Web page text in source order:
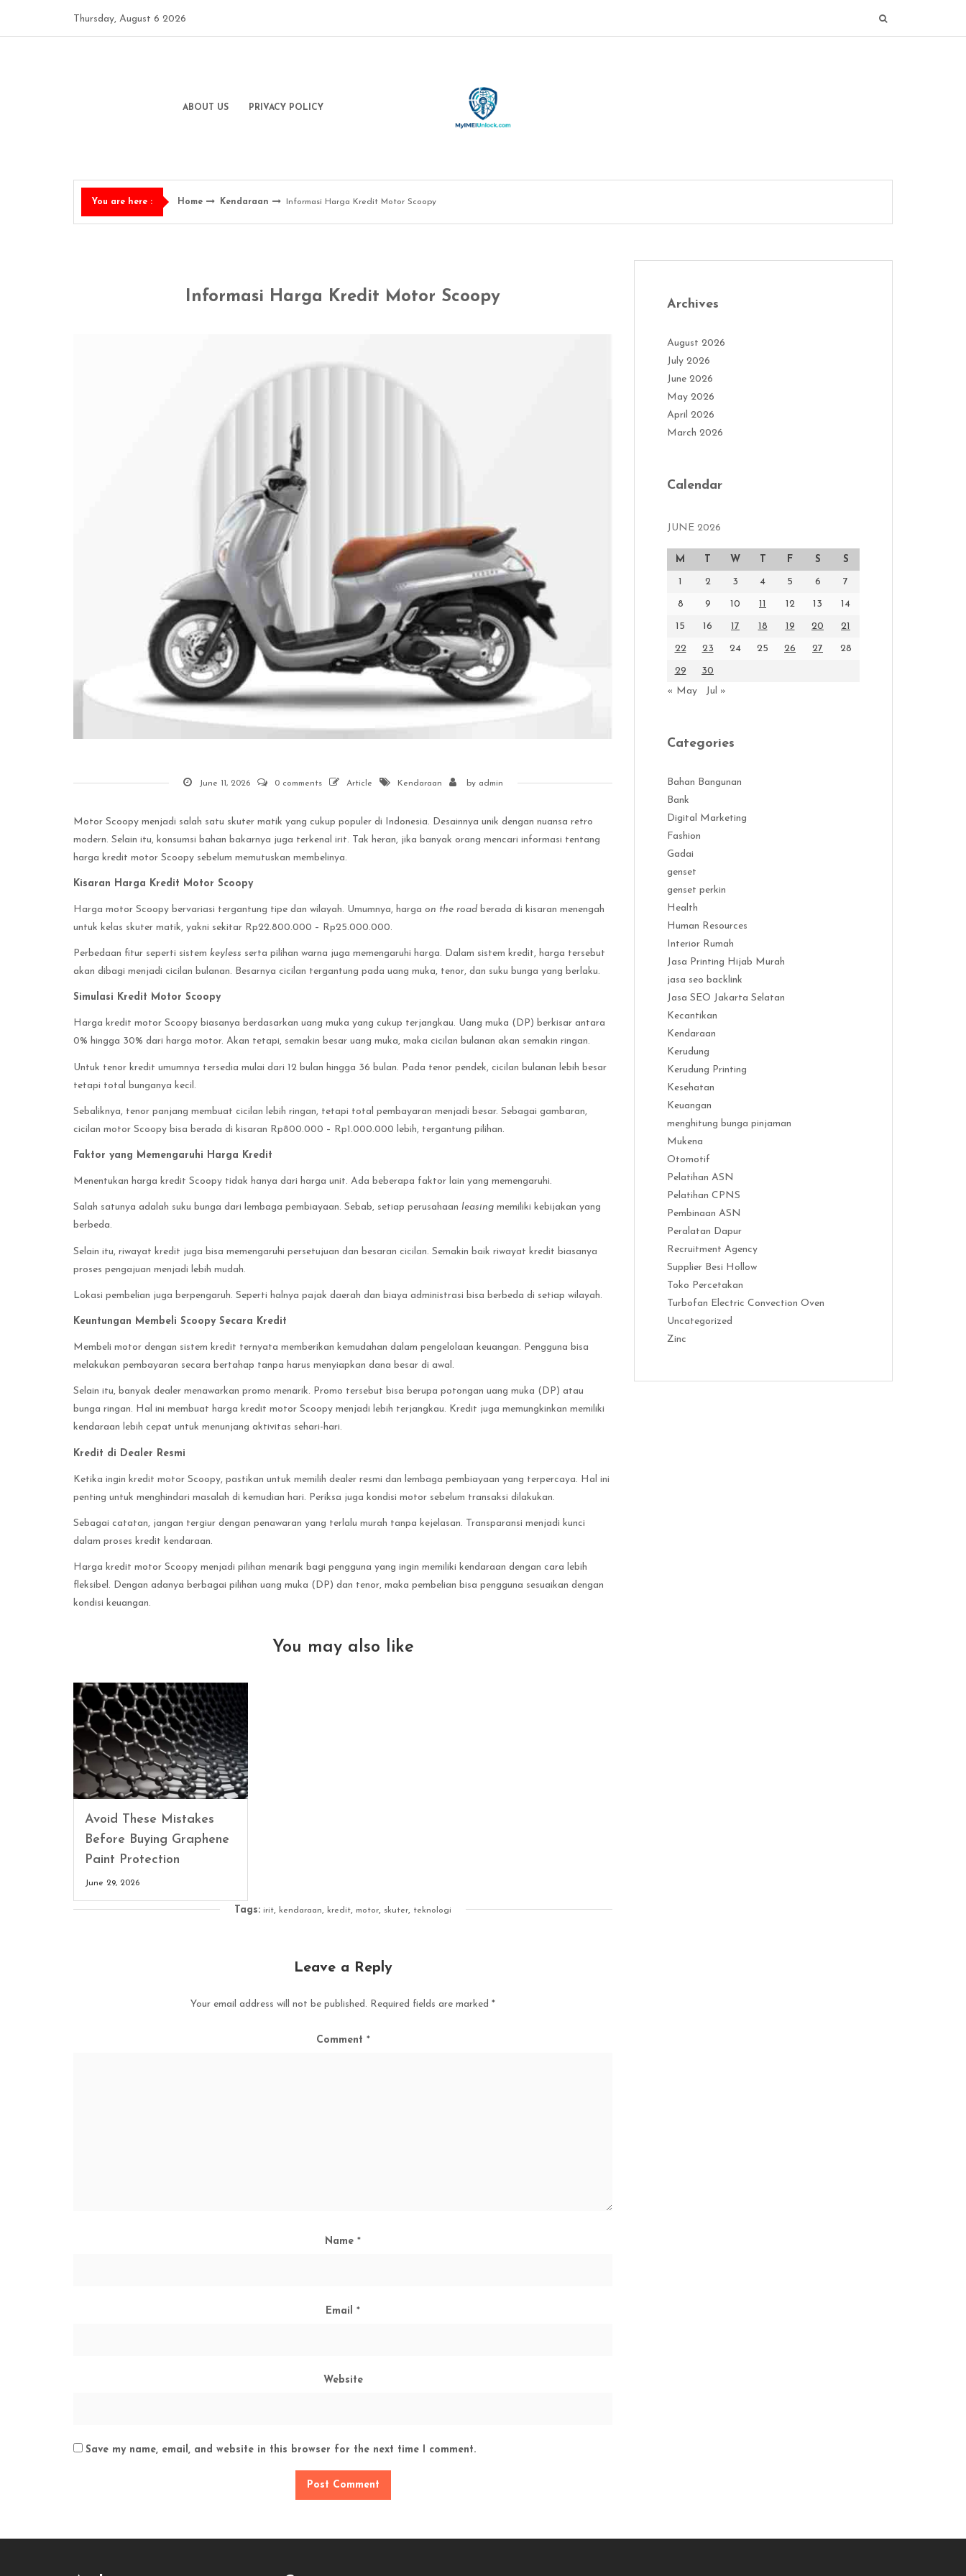
content
Thursday, August 6 2026
ABOUT US PRIVACY POLICY
You are here : Home Kendaraan Informasi Harga Kredit Motor Scoopy
Informasi Harga Kredit Motor Scoopy
June 11, 2026 0 comments Article Kendaraan by admin
Motor Scoopy menjadi salah satu skuter matik yang cukup populer di Indonesia. Desainnya unik dengan nuansa retro
modern. Selain itu, konsumsi bahan bakarnya juga terkenal irit. Tak heran, jika banyak orang mencari informasi tentang
harga kredit motor Scoopy sebelum memutuskan membelinya.
Kisaran Harga Kredit Motor Scoopy
Harga motor Scoopy bervariasi tergantung tipe dan wilayah. Umumnya, harga on the road berada di kisaran menengah
untuk kelas skuter matik, yakni sekitar Rp22.800.000 – Rp25.000.000.
Perbedaan fitur seperti sistem keyless serta pilihan warna juga memengaruhi harga. Dalam sistem kredit, harga tersebut
akan dibagi menjadi cicilan bulanan. Besarnya cicilan tergantung pada uang muka, tenor, dan suku bunga yang berlaku.
Simulasi Kredit Motor Scoopy
Harga kredit motor Scoopy biasanya berdasarkan uang muka yang cukup terjangkau. Uang muka (DP) berkisar antara
0% hingga 30% dari harga motor. Akan tetapi, semakin besar uang muka, maka cicilan bulanan akan semakin ringan.
Untuk tenor kredit umumnya tersedia mulai dari 12 bulan hingga 36 bulan. Pada tenor pendek, cicilan bulanan lebih besar
tetapi total bunganya kecil.
Sebaliknya, tenor panjang membuat cicilan lebih ringan, tetapi total pembayaran menjadi besar. Sebagai gambaran,
cicilan motor Scoopy bisa berada di kisaran Rp800.000 – Rp1.000.000 lebih, tergantung pilihan.
Faktor yang Memengaruhi Harga Kredit
Menentukan harga kredit Scoopy tidak hanya dari harga unit. Ada beberapa faktor lain yang memengaruhi.
Salah satunya adalah suku bunga dari lembaga pembiayaan. Sebab, setiap perusahaan leasing memiliki kebijakan yang
berbeda.
Selain itu, riwayat kredit juga bisa memengaruhi persetujuan dan besaran cicilan. Semakin baik riwayat kredit biasanya
proses pengajuan menjadi lebih mudah.
Lokasi pembelian juga berpengaruh. Seperti halnya pajak daerah dan biaya administrasi bisa berbeda di setiap wilayah.
Keuntungan Membeli Scoopy Secara Kredit
Membeli motor dengan sistem kredit ternyata memberikan kemudahan dalam pengelolaan keuangan. Pengguna bisa
melakukan pembayaran secara bertahap tanpa harus menyiapkan dana besar di awal.
Selain itu, banyak dealer menawarkan promo menarik. Promo tersebut bisa berupa potongan uang muka (DP) atau
bunga ringan. Hal ini membuat harga kredit motor Scoopy menjadi lebih terjangkau. Kredit juga memungkinkan memiliki
kendaraan lebih cepat untuk menunjang aktivitas sehari-hari.
Kredit di Dealer Resmi
Ketika ingin kredit motor Scoopy, pastikan untuk memilih dealer resmi dan lembaga pembiayaan yang terpercaya. Hal ini
penting untuk menghindari masalah di kemudian hari. Periksa juga kondisi motor sebelum transaksi dilakukan.
Sebagai catatan, jangan tergiur dengan penawaran yang terlalu murah tanpa kejelasan. Transparansi menjadi kunci
dalam proses kredit kendaraan.
Harga kredit motor Scoopy menjadi pilihan menarik bagi pengguna yang ingin memiliki kendaraan dengan cara lebih
fleksibel. Dengan adanya berbagai pilihan uang muka (DP) dan tenor, maka pembelian bisa pengguna sesuaikan dengan
kondisi keuangan.
You may also like
Avoid These Mistakes
Before Buying Graphene
Paint Protection
June 29, 2026
Tags: irit, kendaraan, kredit, motor, skuter, teknologi
Leave a Reply
Your email address will not be published. Required fields are marked *
Comment *
Name *
Email *
Website
Save my name, email, and website in this browser for the next time I comment.
Archives
August 2026
July 2026
June 2026
May 2026
April 2026
March 2026
Calendar
JUNE 2026
M T W T F S S
1 2 3 4 5 6 7
8 9 10 11 12 13 14
15 16 17 18 19 20 21
22 23 24 25 26 27 28
29
30
« May
Jul »
Categories
Bahan Bangunan
Bank
Digital Marketing
Fashion
Gadai
genset
genset perkin
Health
Human Resources
Interior Rumah
Jasa Printing Hijab Murah
jasa seo backlink
Jasa SEO Jakarta Selatan
Kecantikan
Kendaraan
Kerudung
Kerudung Printing
Kesehatan
Keuangan
menghitung bunga pinjaman
Mukena
Otomotif
Pelatihan ASN
Pelatihan CPNS
Pembinaan ASN
Peralatan Dapur
Recruitment Agency
Supplier Besi Hollow
Toko Percetakan
Turbofan Electric Convection Oven
Uncategorized
Zinc